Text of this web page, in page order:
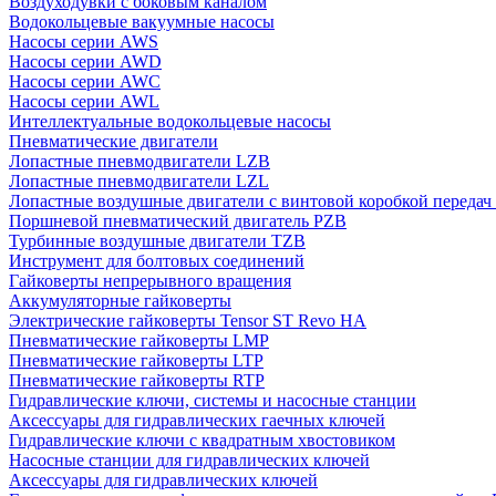
Водокольцевые вакуумные насосы
Насосы серии AWS
Насосы серии AWD
Насосы серии AWC
Насосы серии AWL
Интеллектуальные водокольцевые насосы
Пневматические двигатели
Лопастные пневмодвигатели LZB
Лопастные пневмодвигатели LZL
Лопастные воздушные двигатели с винтовой коробкой
Поршневой пневматический двигатель PZB
Турбинные воздушные двигатели TZB
Инструмент для болтовых соединений
Гайковерты непрерывного вращения
Аккумуляторные гайковерты
Электрические гайковерты Tensor ST Revo HA
Пневматические гайковерты LMP
Пневматические гайковерты LTP
Пневматические гайковерты RTP
Гидравлические ключи, системы и насосные станции
Аксессуары для гидравлических гаечных ключей
Гидравлические ключи с квадратным хвостовиком
Насосные станции для гидравлических ключей
Аксессуары для гидравлических ключей